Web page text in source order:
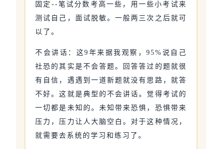
固定--笔试分数考高一些，用一些小考试来
测试自己，面试脱敏。一般两三次之后就可
以了。
不会讲话：这9年来据我观察，95%说自己
社恐的其实是不会答题。回答答过的题就很
有自信，遇遇到一道新题就没有思路，就答
不好。这就是典型的不会讲话。觉得考试的
一切都是未知的。未知带来恐惧，恐惧带来
压力，压力让人大脑空白。对于这种情况，
就需要去系统的学习和练习了。